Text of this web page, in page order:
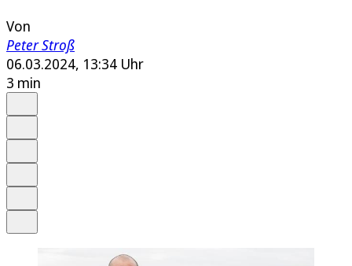
Von
Peter Stroß
06.03.2024, 13:34 Uhr
3 min